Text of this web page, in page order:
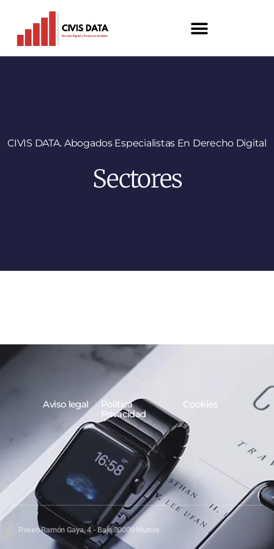
CIVIS DATA. Abogados Especialistas En Derecho Digital
Sectores
Aviso legal
Política
Privacidad
Cookies
Paseo Ramón Gaya, 4 - Bajo 30009 Murcia